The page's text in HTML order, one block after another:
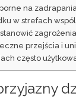
na
w strefach
przejścia i
często